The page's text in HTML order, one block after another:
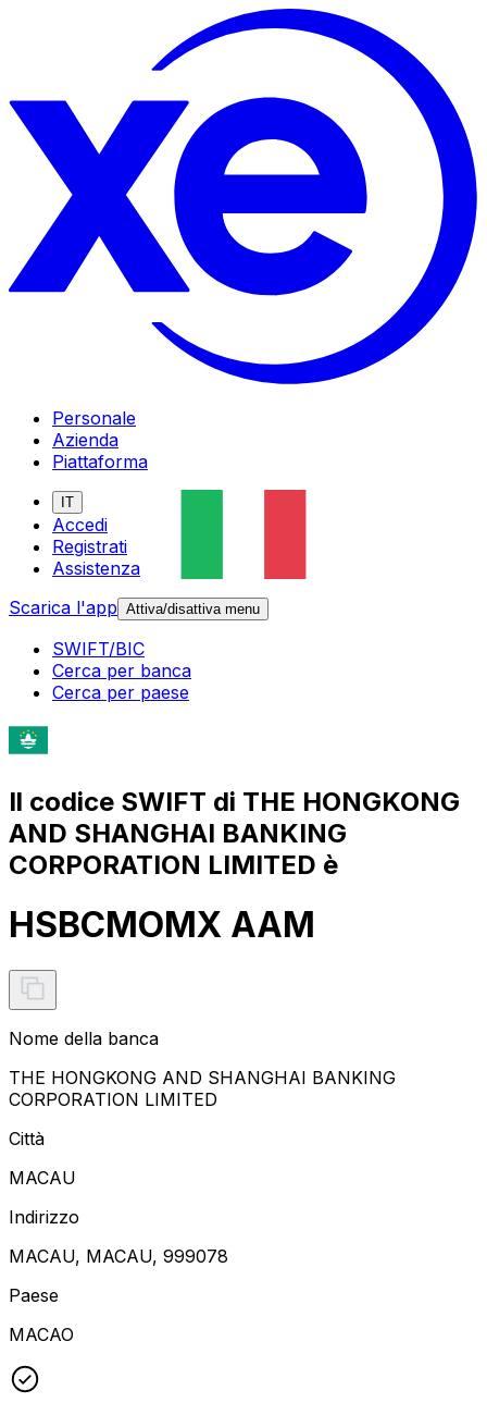
Personale
Azienda
Piattaforma
IT
Accedi
Registrati
Assistenza
Scarica l'app Attiva/disattiva menu
SWIFT/BIC
Cerca per banca
Cerca per paese
Il codice SWIFT di THE HONGKONG
AND SHANGHAI BANKING
CORPORATION LIMITED è
HSBCMOMX AAM
Nome della banca
THE HONGKONG AND SHANGHAI BANKING
CORPORATION LIMITED
Città
MACAU
Indirizzo
MACAU, MACAU, 999078
Paese
MACAO